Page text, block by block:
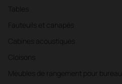
Tables
Fauteuils et canapés
Cabines acoustiques
Cloisons
Meubles de rangement pour bureau